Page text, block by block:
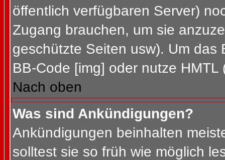
öffentlich verfügbaren Server)
Zugang brauchen, um sie
geschützte Seiten usw). Um
BB-Code [img] oder nutze HMTL
Nach oben
Was sind Ankündigungen?
Ankündigungen beinhalten
solltest sie so früh wie möglich